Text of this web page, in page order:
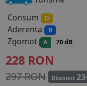
Consum
D
Aderenta B
Zgomot A 70 dB
228 RON
297 RON Discount 23